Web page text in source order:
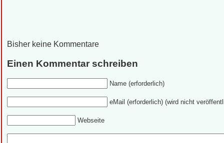
Bisher keine Kommentare
Einen Kommentar schreiben
Name (erforderlich)
eMail (erforderlich) (wird nicht
Webseite